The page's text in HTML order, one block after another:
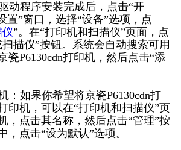
动程序安装完成后，点击“开
置”窗口，选择“设备”选项，点
”。在“打印机和扫描仪”页面，点
描仪”按钮。系统会自动搜索可用
瓷P6130cdn打印机，然后点击“添
：如果你希望将京瓷P6130cdn打
印机，可以在“打印机和扫描仪”页
，点击其名称，然后点击“管理”按
，点击“设为默认”选项。